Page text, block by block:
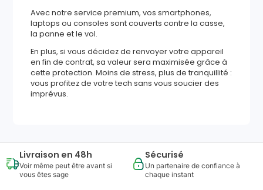
Avec notre service premium, vos smartphones,
laptops ou consoles sont couverts contre la casse,
la panne et le vol.
En plus, si vous décidez de renvoyer votre appareil
en fin de contrat, sa valeur sera maximisée grâce à
cette protection. Moins de stress, plus de tranquillité :
vous profitez de votre tech sans vous soucier des
imprévus.
Livraison en 48h
Voir même peut être avant si
vous êtes sage
Sécurisé
Un partenaire de confiance à
chaque instant